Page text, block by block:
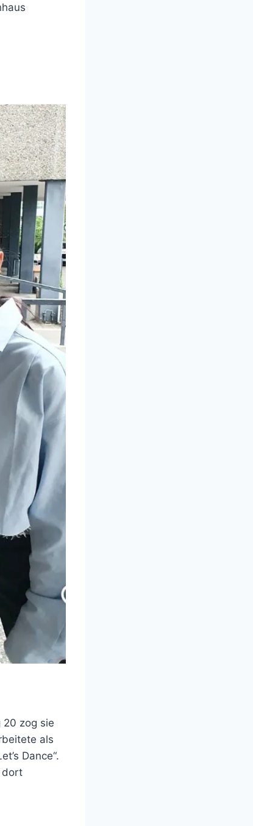
zog sie
als
Dance“.
dort